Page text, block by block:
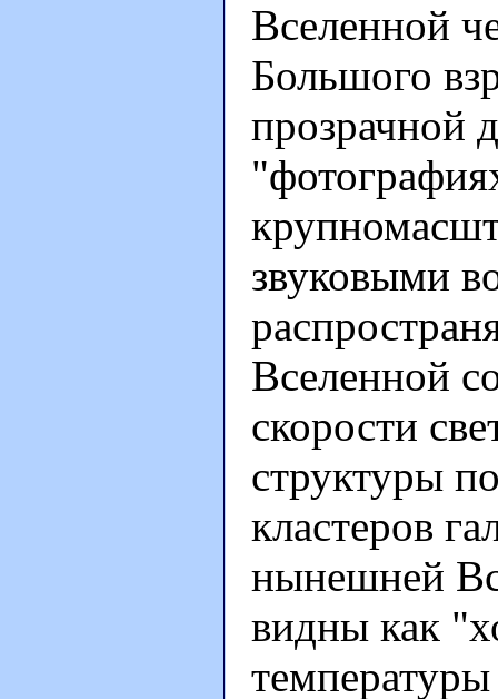
Вселенной
Большого
прозрачной
звуковыми
Вселенной
скорости
структуры
кластеров
нынешней
видны как